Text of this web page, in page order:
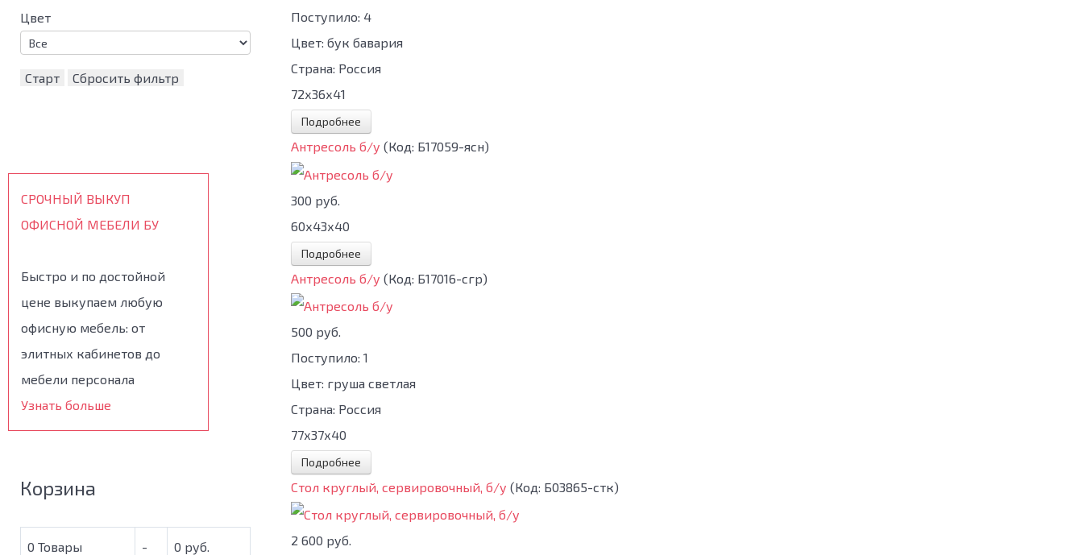
Цвет
Старт Сбросить фильтр
СРОЧНЫЙ ВЫКУП
ОФИСНОЙ МЕБЕЛИ БУ
Быстро и по достойной
цене выкупаем любую
офисную мебель: от
элитных кабинетов до
мебели персонала
Узнать больше
Корзина
0 Товары - 0 руб.
Поступило: 4
Цвет: бук бавария
Страна: Россия
72х36х41
Подробнее
Антресоль б/у (Код: Б17059-ясн)
300 руб.
60х43х40
Подробнее
Антресоль б/у (Код: Б17016-сгр)
500 руб.
Поступило: 1
Цвет: груша светлая
Страна: Россия
77х37х40
Подробнее
Стол круглый, сервировочный, б/у (Код: Б03865-стк)
2 600 руб.